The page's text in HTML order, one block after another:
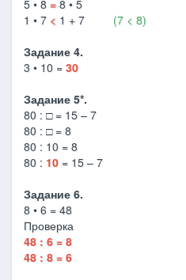
5 • 8 = 8 • 5
1 • 7 < 1 + 7 (7 < 8)
Задание 4.
3 • 10 = 30
Задание 5*.
80 : □ = 15 – 7
80 : □ = 8
80 : 10 = 8
80 : 10 = 15 – 7
Задание 6.
8 • 6 = 48
Проверка
48 : 6 = 8
48 : 8 = 6